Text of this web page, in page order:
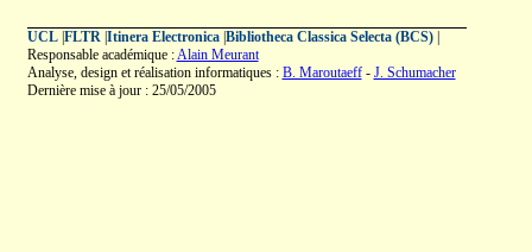
UCL| FLTR| Itinera Electronica| Bibliotheca Classica Selecta (BCS)|
Responsable académique :Alain Meurant
Analyse, design et réalisation informatiques : B. Maroutaeff- J. Schumacher
Dernière mise à jour : 25/05/2005